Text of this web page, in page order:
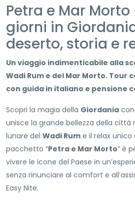
Petra e Mar Morto
giorni in
deserto, storia e
Un viaggio indimenticabile alla
Wadi Rum e del Mar Morto. Tour
con guida in italiano e pensione
Scopri la magia della Giordania
unisce la grande bellezza della città
lunare del Wadi Rum e il relax unico
pacchetto “Petra e Mar Morto” è
vivere le icone del Paese in
senza rinunciare al comfort e
Easy Nite.